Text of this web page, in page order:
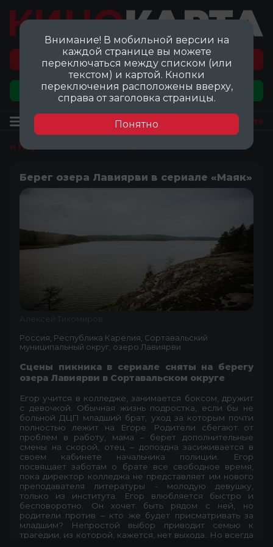
Перейти на карту локаций ©
Добавить локацию
Посмотреть на карте
‹‹ Перейти ко всем локациям
Берег озера Лавиярви в сериале «Маяк»
Алексей Тихомиров
Россия, Республика Карелия, Сортавальский
муниципальный округ, озеро Лавиярви
Сцены пикника в сериале сняты на берегу
озера Лавиярви в Сортавальском округе
Егор учится в колледже, занимается боксом, дружит
с девочкой. Обычная жизнь подростка, если бы не
больной ДЦП младший брат, уход за которым почти
полностью лежит на Егоре. Родители сбегают от
проблем в работу, мама – берет дополнительные
смены на скорой, отец – допоздна засиживается в
своем кабинете начальника полиции. Егор
посвящает заботам о брате все свободное время,
пока директор колледжа не представляет им нового
преподавателя литературы - молодую девушку,
только из института. Егор влюбляется быстро и
бесповоротно. Он хочет быть рядом с ней, но
родители против – кто же будет присматривать за
младшим? Непростой выбор приводит семью к
трагедии, из которой, кажется, нет выхода. Но всегда
Внимание! В мобильной версии на
каждой странице вы можете
переключаться между списком (или
текстом) и картой. Кнопки
переключения расположены вверху,
справа от заголовка страницы.
Понятно